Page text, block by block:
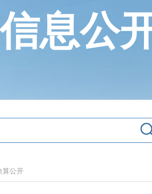
息公
算公开